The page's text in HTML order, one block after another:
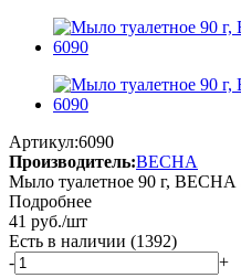
Артикул:6090
Производитель:ВЕСНА
Мыло туалетное 90 г, ВЕСНА
Подробнее
41 руб./шт
Есть в наличии (1392)
-
+